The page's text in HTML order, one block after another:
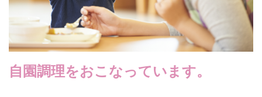
自園調理をおこなっています。